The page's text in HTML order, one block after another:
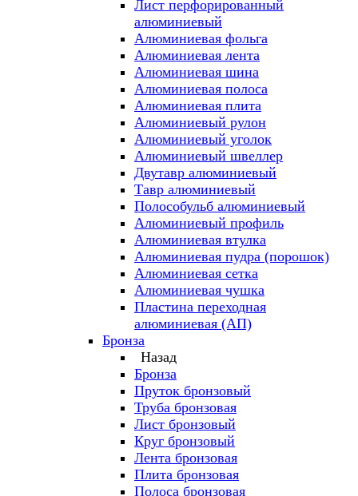
Лист перфорированный
алюминиевый
Алюминиевая фольга
Алюминиевая лента
Алюминиевая шина
Алюминиевая полоса
Алюминиевая плита
Алюминиевый рулон
Алюминиевый уголок
Алюминиевый швеллер
Двутавр алюминиевый
Тавр алюминиевый
Полособульб алюминиевый
Алюминиевый профиль
Алюминиевая втулка
Алюминиевая пудра (порошок)
Алюминиевая сетка
Алюминиевая чушка
Пластина переходная
алюминиевая (АП)
Бронза
Назад
Бронза
Пруток бронзовый
Труба бронзовая
Лист бронзовый
Круг бронзовый
Лента бронзовая
Плита бронзовая
Полоса бронзовая